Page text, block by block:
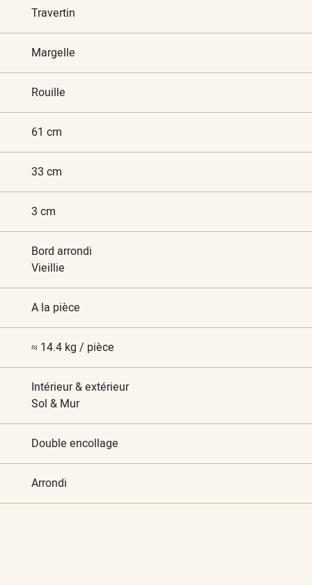
Travertin
Margelle
Rouille
61 cm
33 cm
3 cm
Bord arrondi
Vieillie
A la pièce
≈ 14.4 kg / pièce
Intérieur & extérieur
Sol & Mur
Double encollage
Arrondi